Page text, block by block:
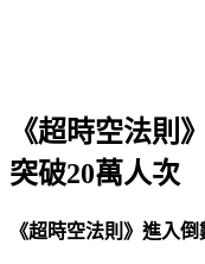
《超時空法則
突破20萬人次
《超時空法則》進入